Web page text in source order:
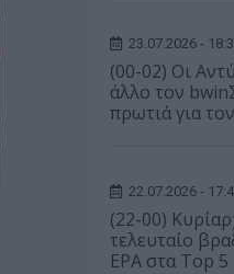
23.07.2026 -
(00-02) Οι
άλλο τον
πρωτιά για
22.07.2026 -
(22-00)
τελευταίο
ΕΡΑ στα Top 5